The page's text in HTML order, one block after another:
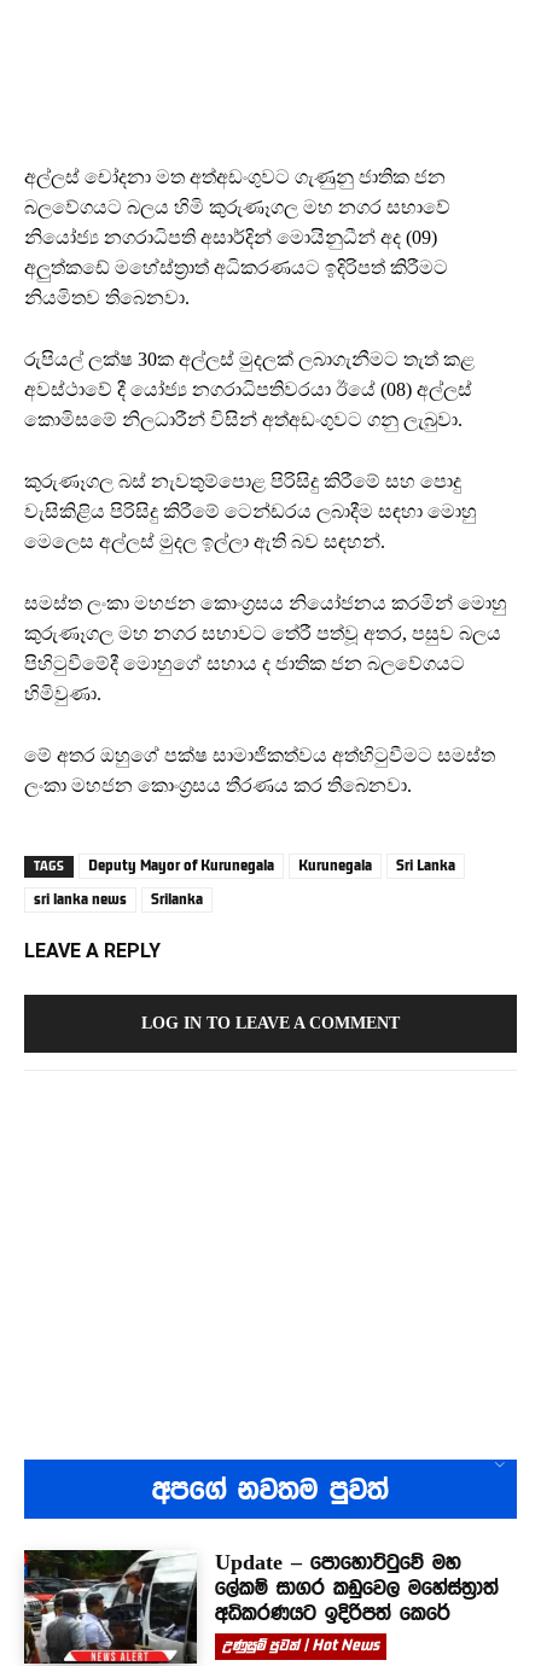
අල්ලස් චෝදනා මත අත්අඩංගුවට ගැණුනු ජාතික ජන
බලවේගයට බලය හිමි කුරුණෑගල මහ නගර සභාවේ
නියෝජ්‍ය නගරාධිපති අසාර්දින් මොයිනුධීන් අද (09)
අලුත්කඩේ මහේස්ත්‍රාත් අධිකරණයට ඉදිරිපත් කිරීමට
නියමිතව තිබෙනවා.
රුපියල් ලක්ෂ 30ක අල්ලස් මුදලක් ලබාගැනීමට තැත් කළ
අවස්ථාවේ දී යෝජ්‍ය නගරාධිපතිවරයා ඊයේ (08) අල්ලස්
කොමිසමේ නිලධාරීන් විසින් අත්අඩංගුවට ගනු ලැබුවා.
කුරුණෑගල බස් නැවතුම්පොළ පිරිසිදු කිරීමේ සහ පොදු
වැසිකිළිය පිරිසිදු කිරීමේ ටෙන්ඩරය ලබාදීම සඳහා මොහු
මෙලෙස අල්ලස් මුදල ඉල්ලා ඇති බව සඳහන්.
සමස්ත ලංකා මහජන කොංග්‍රසය නියෝජනය කරමින් මොහු
කුරුණෑගල මහ නගර සභාවට තේරී පත්වූ අතර, පසුව බලය
පිහිටුවීමේදී මොහුගේ සහාය ද ජාතික ජන බලවේගයට
හිමිවුණා.
මේ අතර ඔහුගේ පක්ෂ සාමාජිකත්වය අත්හිටුවීමට සමස්ත
ලංකා මහජන කොංග්‍රසය තීරණය කර තිබෙනවා.
TAGS Deputy Mayor of Kurunegala Kurunegala
Sri Lanka
sri lanka news
Srilanka
LEAVE A REPLY
LOG IN TO LEAVE A COMMENT
අපගේ නවතම පුවත්
Update – පොහොට්ටුවේ මහ
ලේකම් සාගර කඩුවෙල මහේස්ත්‍රාත්
අධිකරණයට ඉදිරිපත් කෙරේ
උණුසුම් පුවත් | Hot News